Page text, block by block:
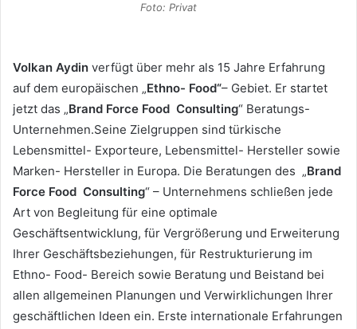
Foto: Privat
Volkan Aydin verfügt über mehr als 15 Jahre Erfahrung
auf dem europäischen „Ethno- Food“– Gebiet. Er startet
jetzt das „Brand Force Food Consulting“ Beratungs-
Unternehmen.Seine Zielgruppen sind türkische
Lebensmittel- Exporteure, Lebensmittel- Hersteller sowie
Marken- Hersteller in Europa. Die Beratungen des „Brand
Force Food Consulting“ – Unternehmens schließen jede
Art von Begleitung für eine optimale
Geschäftsentwicklung, für Vergrößerung und Erweiterung
Ihrer Geschäftsbeziehungen, für Restrukturierung im
Ethno- Food- Bereich sowie Beratung und Beistand bei
allen allgemeinen Planungen und Verwirklichungen Ihrer
geschäftlichen Ideen ein. Erste internationale Erfahrungen